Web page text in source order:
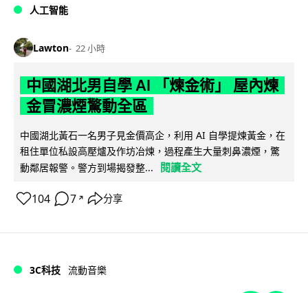
人工智能
Lawton 22 小時
中國湖北男自學 AI 「煉金術」 屋內煉
金冒濃煙驚動全區
中國湖北黃石一名男子見金價高企，利用 AI 自學提煉黃金，在
租住單位私設高壓爐及作坊冶煉，過程產生大量刺鼻濃煙，驚
動鄰居報警。警方到場揭發整...
閱讀全文
104 7 ↗ 分享
3C科技 流動音樂